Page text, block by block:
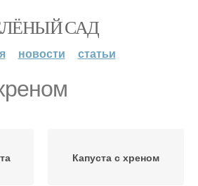
САД
новости статьи
Капуста с хреном